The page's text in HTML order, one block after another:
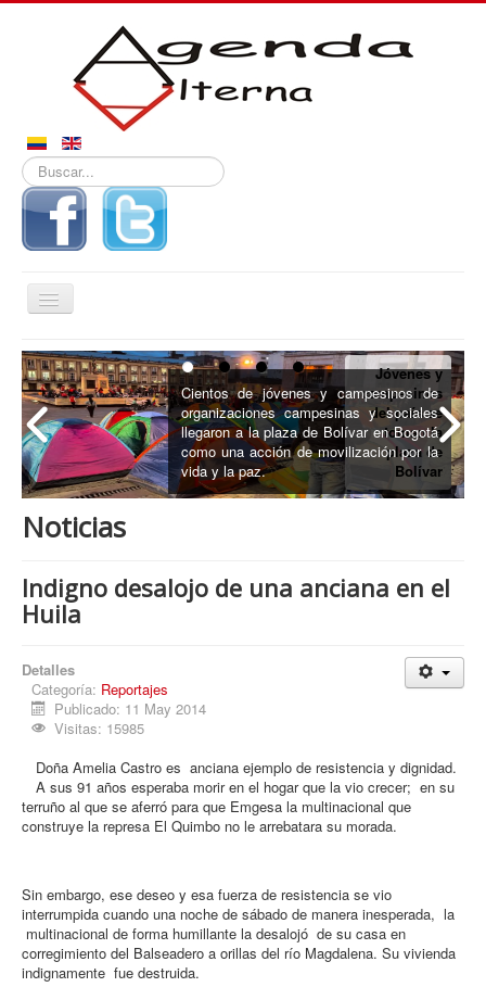
Buscar...
Alternar
navegación
Inicio
Noticias
Derechos
Reportajes
Procesos
Cultura
Región
Multimedia
Jóvenes y
campesinos
del país se
toman la
plaza de
Bolívar
Cientos de jóvenes y campesinos de
organizaciones campesinas y sociales
llegaron a la plaza de Bolívar en Bogotá
como una acción de movilización por la
vida y la paz.
Noticias
Indigno desalojo de una anciana en el
Huila
Detalles
Categoría: Reportajes
Publicado: 11 May 2014
Visitas: 15985
Doña Amelia Castro es anciana ejemplo de resistencia y dignidad.
A sus 91 años esperaba morir en el hogar que la vio crecer; en su
terruño al que se aferró para que Emgesa la multinacional que
construye la represa El Quimbo no le arrebatara su morada.
Sin embargo, ese deseo y esa fuerza de resistencia se vio
interrumpida cuando una noche de sábado de manera inesperada, la
multinacional de forma humillante la desalojó de su casa en
corregimiento del Balseadero a orillas del río Magdalena. Su vivienda
indignamente fue destruida.